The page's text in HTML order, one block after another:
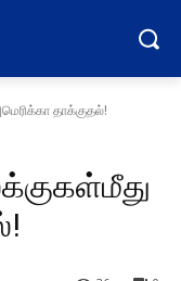
தாக்குதல்!